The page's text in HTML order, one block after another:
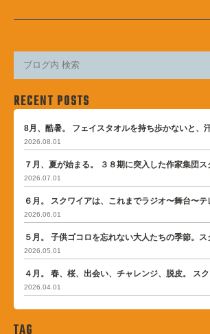
RECENT POSTS
8月、酷暑。 フェイスタオルを持ち歩かないと、
2026.08.01
７月、夏が始まる。 ３８期に突入した作家集団
2026.07.01
６月。 スクワイアは、これまでラジオ〜舞台〜
2026.06.01
５月。 子供ゴコロを忘れない大人たちの季節。
2026.05.01
４月。 春、桜、出会い、チャレンジ、脱皮。 ス
2026.04.01